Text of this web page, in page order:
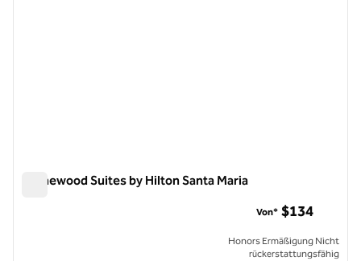
Homewood Suites by Hilton Santa Maria
Von* $134
Honors Ermäßigung Nicht
rückerstattungsfähig